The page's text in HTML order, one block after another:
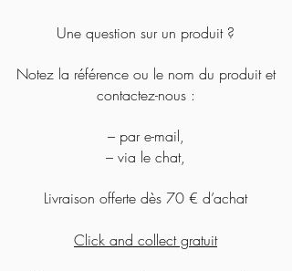
Une question sur un produit ?
Notez la référence ou le nom du produit et
contactez-nous :
– par e-mail,
– via le chat,
Livraison offerte dès 70 € d’achat
Click and collect gratuit